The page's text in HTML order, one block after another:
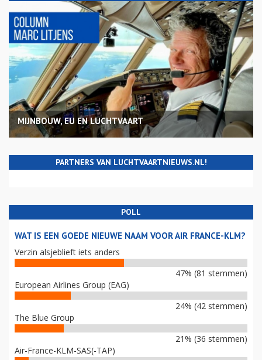
MIJNBOUW, EU EN LUCHTVAART
PARTNERS VAN LUCHTVAARTNIEUWS.NL!
POLL
WAT IS EEN GOEDE NIEUWE NAAM VOOR AIR FRANCE-KLM?
Verzin alsjeblieft iets anders
47% (81 stemmen)
European Airlines Group (EAG)
24% (42 stemmen)
The Blue Group
21% (36 stemmen)
Air-France-KLM-SAS(-TAP)